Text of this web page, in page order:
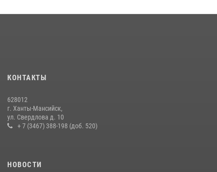
КОНТАКТЫ
628012
г. Ханты-Мансийск,
ул. Свердлова д. 10
+ 7 (3467) 388-198 (доб. 520)
НОВОСТИ